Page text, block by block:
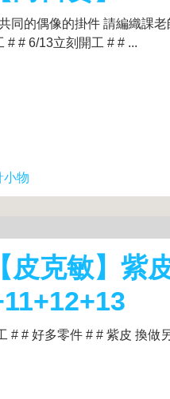
同的偶像的掛件 請編織課
# # 6/13立刻開工 # # ...
小物
皮克敏】紫
# # 好多零件 # # 紫皮 換做